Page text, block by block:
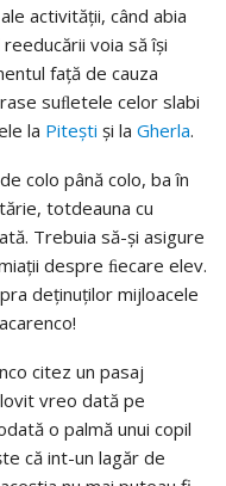
activităţii, când abia
voia să îşi
faţă de cauza
suﬂetele celor slabi
la Piteşti şi la Gherla.
colo până colo, ba în
totdeauna cu
Trebuia să-şi asigure
despre ﬁecare elev.
deţinuţilor mijloacele
citez un pasaj
vreo dată pe
o palmă unui copil
că int-un lagăr de